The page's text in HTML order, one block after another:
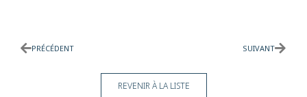
Précédent
PRÉCÉDENT SUIVANT
REVENIR À LA LISTE